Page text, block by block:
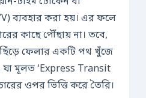
ব্যবহার করা হয়। এর ফলে
কাছে পৌঁছায় না। তবে,
ছিঁড়ে ফেলার একটি পথ খুঁজে
মূলত ‘Express Transit
ওপর ভিত্তি করে তৈরি।